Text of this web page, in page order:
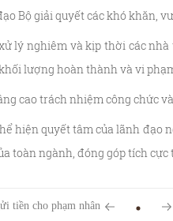
Bộ giải quyết các khó khăn,
lý nghiêm và kịp thời các
lượng hoàn thành và vi
cao trách nhiệm công chức
hiện quyết tâm của lãnh
toàn ngành, đóng góp tích
tiền cho phạm nhân